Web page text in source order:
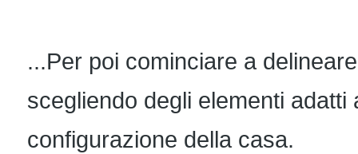
...Per poi cominciare a
scegliendo degli elementi adatti
configurazione della casa.